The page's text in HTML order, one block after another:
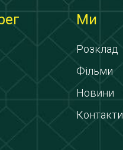
Ми
Розклад
Фільми
Новини
Контакти